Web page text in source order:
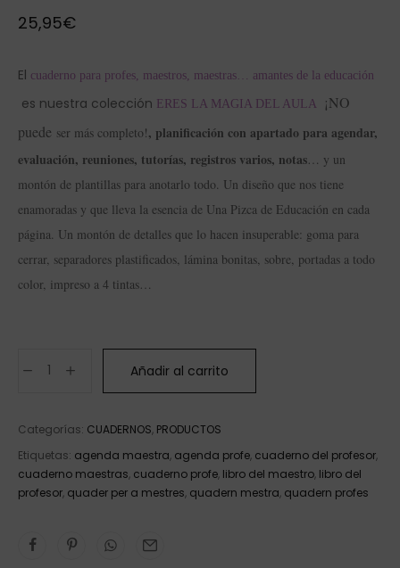
25,95€
El cuaderno para profes, maestros, maestras… amantes de la educación
es nuestra colección ERES LA MAGIA DEL AULA
¡NO
puede ser más completo!, planificación con apartado para agendar,
evaluación, reuniones, tutorías, registros varios, notas … y un
montón de plantillas para anotarlo todo. Un diseño que nos tiene
enamoradas y que lleva la esencia de Una Pizca de Educación en cada
página. Un montón de detalles que lo hacen insuperable: goma para
cerrar, separadores plastificados, lámina bonitas, sobre, portadas a todo
color, impreso a 4 tintas…
Añadir al carrito
Categorías: CUADERNOS, PRODUCTOS
Etiquetas: agenda maestra, agenda profe, cuaderno del profesor,
cuaderno maestras, cuaderno profe, libro del maestro, libro del
profesor, quader per a mestres, quadern mestra, quadern profes